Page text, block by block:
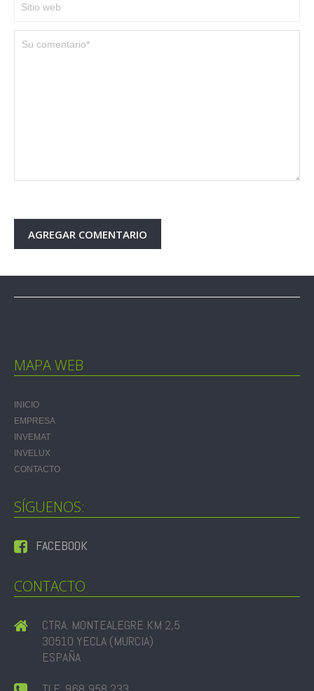
MAPA WEB
INICIO
EMPRESA
INVEMAT
INVELUX
CONTACTO
SÍGUENOS:
FACEBOOK
CONTACTO
CTRA. MONTEALEGRE KM 2,5
30510 YECLA (MURCIA)
ESPAÑA